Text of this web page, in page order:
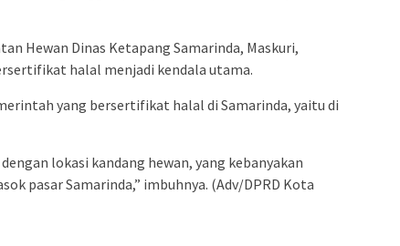
Hewan Dinas Ketapang Samarinda, Maskuri,
halal menjadi kendala utama.
yang bersertifikat halal di Samarinda, yaitu di
lokasi kandang hewan, yang kebanyakan
pasar Samarinda,” imbuhnya. (Adv/DPRD Kota